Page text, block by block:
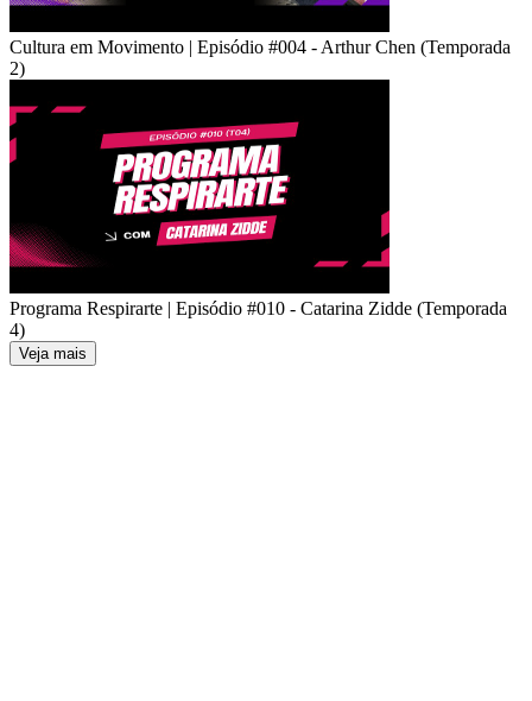
Cultura em Movimento | Episódio #004 - Arthur Chen (Temporada
2)
Programa Respirarte | Episódio #010 - Catarina Zidde (Temporada
4)
Veja mais